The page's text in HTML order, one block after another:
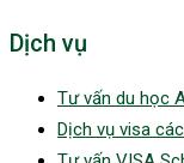
Dịch vụ
Tư vấn du học
Dịch vụ visa